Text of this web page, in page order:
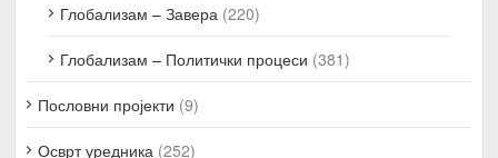
Глобализам – Завера (220)
Глобализам – Политички процеси (381)
Пословни пројекти (9)
Осврт уредника (252)